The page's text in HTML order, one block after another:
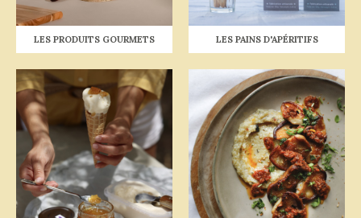
LES PRODUITS GOURMETS LES PAINS D'APÉRITIFS